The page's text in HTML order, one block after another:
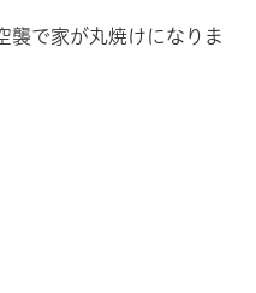
で家が丸焼けになりま